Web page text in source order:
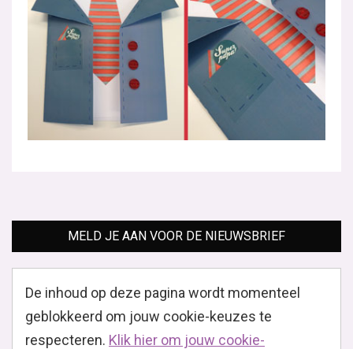
MELD JE AAN VOOR DE NIEUWSBRIEF
De inhoud op deze pagina wordt momenteel
geblokkeerd om jouw cookie-keuzes te
respecteren. Klik hier om jouw cookie-